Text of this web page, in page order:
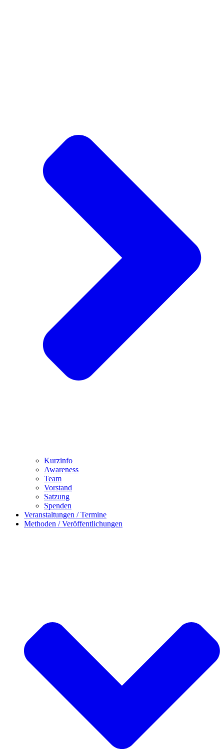
Kurzinfo
Awareness
Team
Vorstand
Satzung
Spenden
Veranstaltungen / Termine
Methoden / Veröffentlichungen